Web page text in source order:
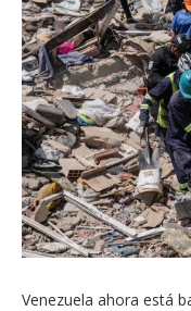
Venezuela ahora está